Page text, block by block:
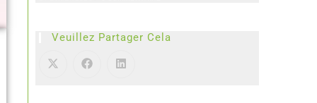
Veuillez Partager Cela